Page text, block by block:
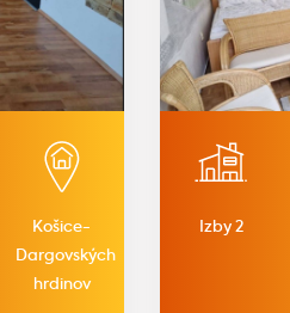
Košice-
Dargovských
hrdinov
Izby 2